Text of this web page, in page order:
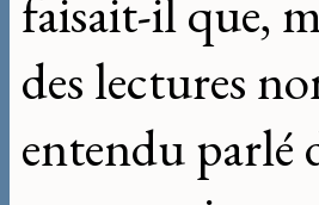
faisait-il que,
des lectures
entendu parlé